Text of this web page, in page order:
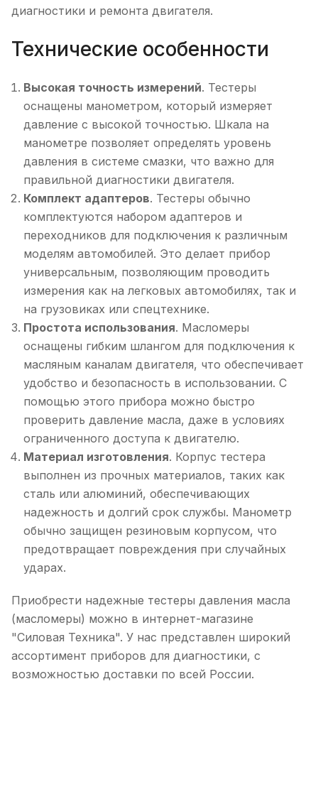
диагностики и ремонта двигателя.
Технические особенности
Высокая точность измерений. Тестеры
оснащены манометром, который измеряет
давление с высокой точностью. Шкала на
манометре позволяет определять уровень
давления в системе смазки, что важно для
правильной диагностики двигателя.
Комплект адаптеров. Тестеры обычно
комплектуются набором адаптеров и
переходников для подключения к различным
моделям автомобилей. Это делает прибор
универсальным, позволяющим проводить
измерения как на легковых автомобилях, так и
на грузовиках или спецтехнике.
Простота использования. Масломеры
оснащены гибким шлангом для подключения к
масляным каналам двигателя, что обеспечивает
удобство и безопасность в использовании. С
помощью этого прибора можно быстро
проверить давление масла, даже в условиях
ограниченного доступа к двигателю.
Материал изготовления. Корпус тестера
выполнен из прочных материалов, таких как
сталь или алюминий, обеспечивающих
надежность и долгий срок службы. Манометр
обычно защищен резиновым корпусом, что
предотвращает повреждения при случайных
ударах.
Приобрести надежные тестеры давления масла
(масломеры) можно в интернет-магазине
"Силовая Техника". У нас представлен широкий
ассортимент приборов для диагностики, с
возможностью доставки по всей России.